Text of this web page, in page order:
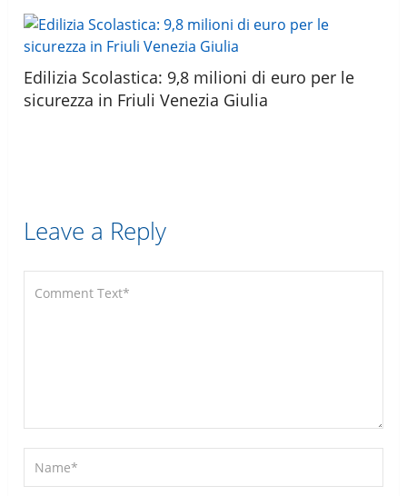
Edilizia Scolastica: 9,8 milioni di euro per le
sicurezza in Friuli Venezia Giulia
Leave a Reply